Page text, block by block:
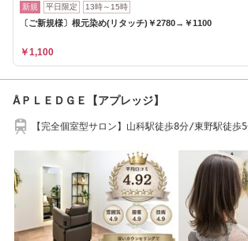
新規 平日限定 13時～15時
〔ご新規様〕根元染め(リタッチ)￥2780→￥1100
￥1,100
ÅＰＬＥＤＧＥ【アプレッジ】
【完全個室型サロン】山科駅徒歩8分/東野駅徒